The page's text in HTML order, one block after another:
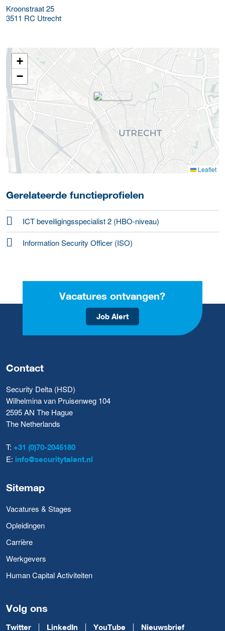
Kroonstraat 25
3511 RC Utrecht
+
−
Leaflet
Gerelateerde functieprofielen
ICT beveiligingsspecialist 2 (HBO-niveau)
Information Security Officer (ISO)
Vacatures ontvangen?
Job Alert
Contact
Security Delta (HSD)
Wilhelmina van Pruisenweg 104
2595 AN The Hague
The Netherlands
T: +31 (0)70-2045180
E: info@securitytalent.nl
Sitemap
Vacatures & Stages
Opleidingen
Carrière
Werkgevers
Human Capital Activiteiten
Volg ons
Twitter LinkedIn YouTube Nieuwsbrief